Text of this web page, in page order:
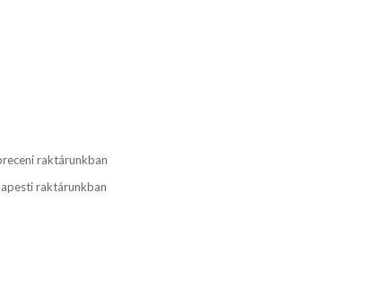
raktárunkban
raktárunkban